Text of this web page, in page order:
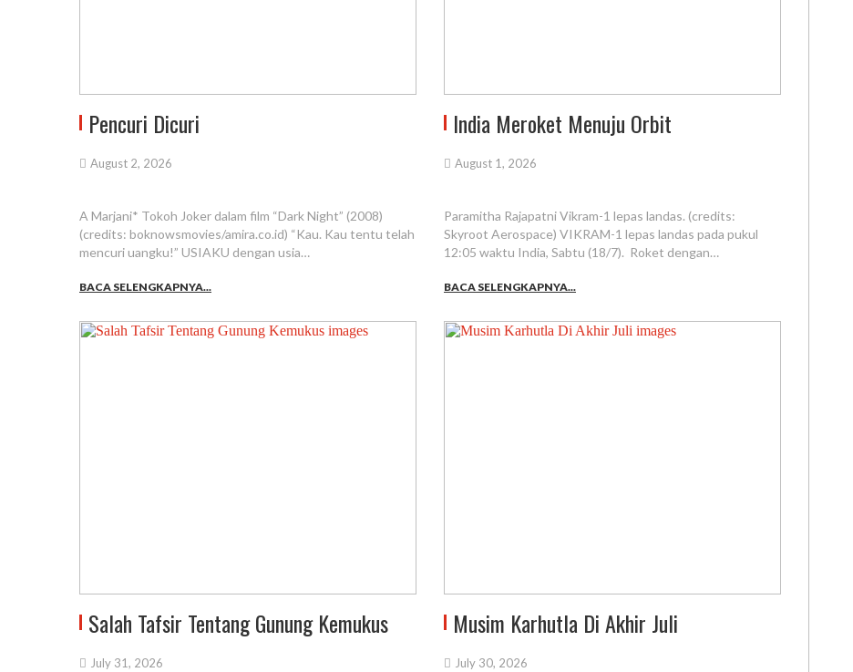
Pencuri Dicuri
August 2, 2026
A Marjani* Tokoh Joker dalam film “Dark Night” (2008)
(credits: boknowsmovies/amira.co.id) “Kau. Kau tentu telah
mencuri uangku!” USIAKU dengan usia…
BACA SELENGKAPNYA...
India Meroket Menuju Orbit
August 1, 2026
Paramitha Rajapatni Vikram-1 lepas landas. (credits:
Skyroot Aerospace) VIKRAM-1 lepas landas pada pukul
12:05 waktu India, Sabtu (18/7). Roket dengan…
BACA SELENGKAPNYA...
Salah Tafsir Tentang Gunung Kemukus
July 31, 2026
Musim Karhutla Di Akhir Juli
July 30, 2026